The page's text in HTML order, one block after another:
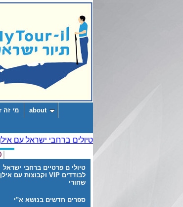
מי זה mytour about
טיולי ם פרטיים ברחבי ישראל
לבודדים VIP וקבוצות עם אילן
שחורי
ספרים חדשים בנושא א"י